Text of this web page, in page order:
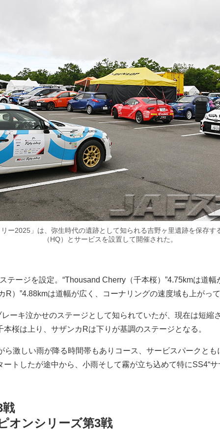
ー2025」は、弥生時代の遺跡として知られる吉野ヶ里遺跡を保存
（HQ）とサービスを設置して開催された。
ージを設定。“Thousand Cherry（千本桜）”4.75kmは道
R）”4.88kmは道幅が広く、コーナリングの速度域も上がっ
キ泣かせのステージとして知られていたが、現在は短縮
桜は上り、サザンカRは下りが基調のステージとなる。
激しい雨が降る時間帯もありコース、サービスパークと
トしたが途中から、小雨そして霧が立ち込めて特にSS4“
戦
オンシリーズ第3戦